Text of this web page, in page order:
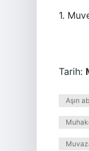
1.
Tarih:
Aşırı